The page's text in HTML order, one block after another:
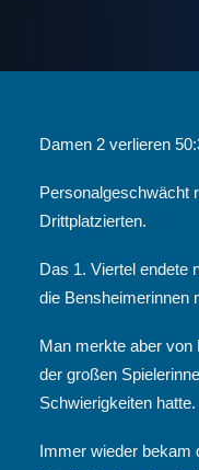
Damen 2 verlieren
Personalgeschwächt
Drittplatzierten.
Das 1. Viertel endete
die Bensheimerinnen
Man merkte aber von
der großen
Schwierigkeiten hatte.
Immer wieder bekam